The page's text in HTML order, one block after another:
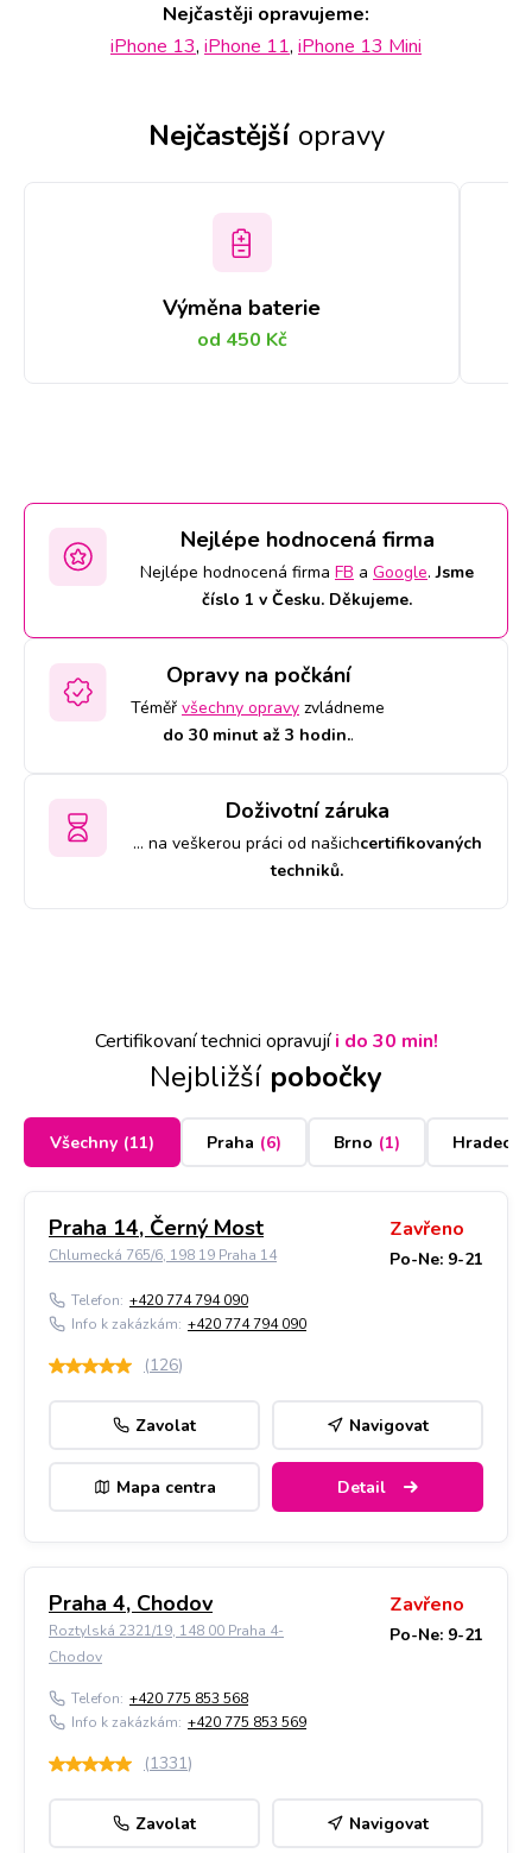
obsluhy vám zajistí
telefonicky zavoláním na
konkrétní pobočku. Displej s
vyměněným sklem bude
vypadat jako nový a zachová
ručíme 2letou zárukou a za
práci doživotní.
Nejčastěji opravujeme:
iPhone 13, iPhone 11, iPhone 13 Mini
Nejčastější opravy
Výměna baterie
od 450 Kč
Nejlépe hodnocená firma
Nejlépe hodnocená firma FB a Google.Jsme
číslo 1 v Česku. Děkujeme.
Opravy na počkání
Téměř všechny opravy zvládneme
do 30 minut až 3 hodin..
Doživotní záruka
… na veškerou práci od našichcertifikovaných
techniků.
Certifikovaní technici opravujíi do 30 min!
Nejbližší pobočky
Všechny (11) Praha (6) Brno (1) Hradec
Praha 14, Černý Most
Chlumecká 765/6, 198 19 Praha 14
Zavřeno
Po-Ne: 9-21
Telefon: +420 774 794 090
Info k zakázkám: +420 774 794 090
(126)
Zavolat Navigovat
Mapa centra Detail
Praha 4, Chodov
Roztylská 2321/19, 148 00 Praha 4-
Chodov
Zavřeno
Po-Ne: 9-21
Telefon: +420 775 853 568
Info k zakázkám: +420 775 853 569
(1331)
Zavolat Navigovat